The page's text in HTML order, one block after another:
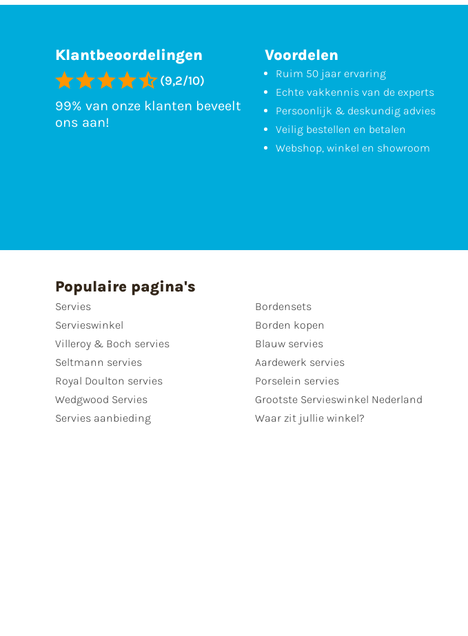
Klantbeoordelingen
(9,2/10)
99% van onze klanten beveelt
ons aan!
Voordelen
Ruim 50 jaar ervaring
Echte vakkennis van de experts
Persoonlijk & deskundig advies
Veilig bestellen en betalen
Webshop, winkel en showroom
Populaire pagina's
Servies
Servieswinkel
Villeroy & Boch servies
Seltmann servies
Royal Doulton servies
Wedgwood Servies
Servies aanbieding
Bordensets
Borden kopen
Blauw servies
Aardewerk servies
Porselein servies
Grootste Servieswinkel Nederland
Waar zit jullie winkel?